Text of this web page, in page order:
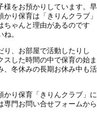
様をお預かりしています。早
り保育は「きりんクラブ」
ちゃんと理由があるのです
。
り、お部屋で活動したりし
した時間の中で保育の始ま
、冬休みの長期お休み中も活
かり保育「きりんクラブ」に
専門お問い合せフォームから